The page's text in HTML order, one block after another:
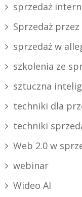
sprzedaż
Sprzedaż
sprzedaż w
szkolenia ze
sztuczna
techniki dla
techniki
Web 2.0 w
webinar
Wideo AI